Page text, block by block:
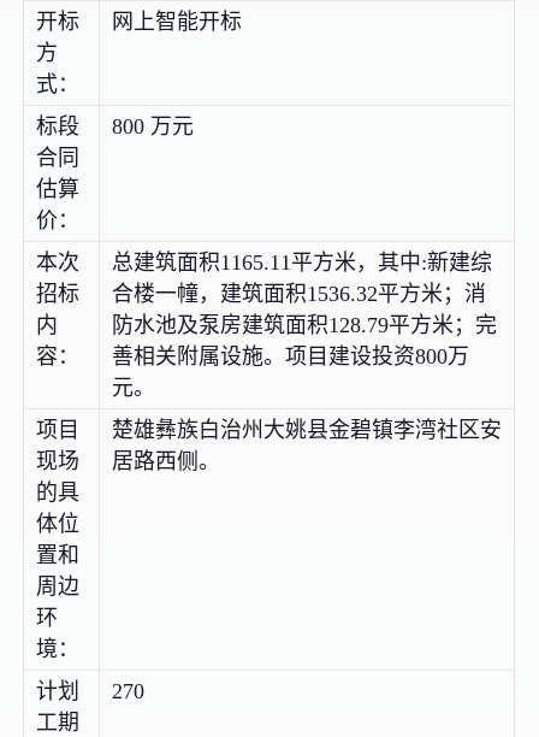
开标
方
式：
网上智能开标
标段
合同
估算
价：
800 万元
本次
招标
内
容：
总建筑面积1165.11平方米，其中:新建综
合楼一幢，建筑面积1536.32平方米；消
防水池及泵房建筑面积128.79平方米；完
善相关附属设施。项目建设投资800万
元。
项目
现场
的具
体位
置和
周边
环
境：
楚雄彝族白治州大姚县金碧镇李湾社区安
居路西侧。
计划
工期
270